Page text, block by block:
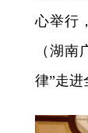
心举行
（湖
律”走进